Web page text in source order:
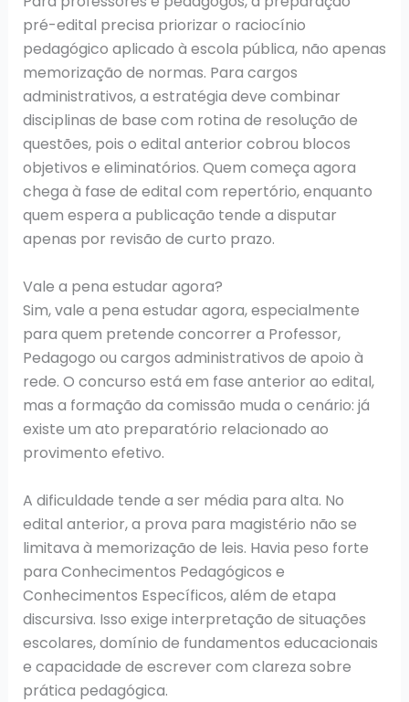
pré-edital precisa priorizar o raciocínio
pedagógico aplicado à escola pública, não apenas
memorização de normas. Para cargos
administrativos, a estratégia deve combinar
disciplinas de base com rotina de resolução de
questões, pois o edital anterior cobrou blocos
objetivos e eliminatórios. Quem começa agora
chega à fase de edital com repertório, enquanto
quem espera a publicação tende a disputar
apenas por revisão de curto prazo.
Vale a pena estudar agora?
Sim, vale a pena estudar agora, especialmente
para quem pretende concorrer a Professor,
Pedagogo ou cargos administrativos de apoio à
rede. O concurso está em fase anterior ao edital,
mas a formação da comissão muda o cenário: já
existe um ato preparatório relacionado ao
provimento efetivo.
A dificuldade tende a ser média para alta. No
edital anterior, a prova para magistério não se
limitava à memorização de leis. Havia peso forte
para Conhecimentos Pedagógicos e
Conhecimentos Específicos, além de etapa
discursiva. Isso exige interpretação de situações
escolares, domínio de fundamentos educacionais
e capacidade de escrever com clareza sobre
prática pedagógica.